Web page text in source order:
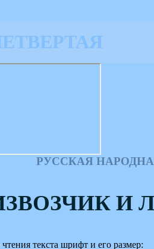
РУССКАЯ
И
текста шрифт и его размер: